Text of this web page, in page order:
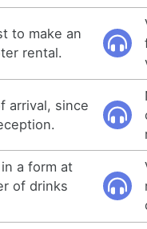
to make an
rental.
arrival, since
a form at
of drinks